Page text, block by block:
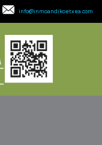
info@inmoandikoetxea.com